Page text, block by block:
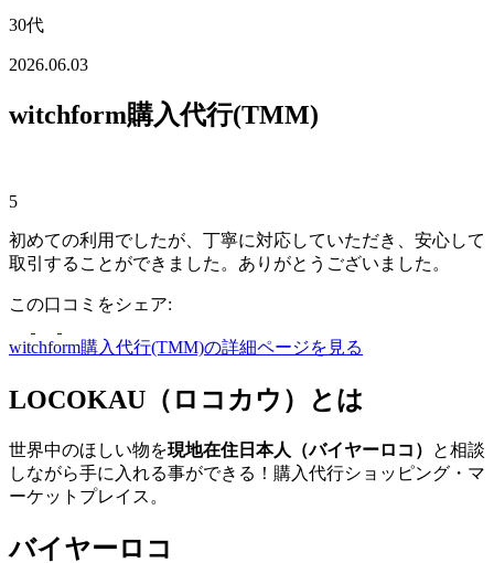
30代
2026.06.03
witchform購入代行(TMM)
5
初めての利用でしたが、丁寧に対応していただき、安心して
取引することができました。ありがとうございました。
この口コミをシェア:
witchform購入代行(TMM)の詳細ページを見る
LOCOKAU（ロコカウ）とは
世界中のほしい物を現地在住日本人（バイヤーロコ）
と相談
しながら手に入れる事ができる！購入代行ショッピング・マ
ーケットプレイス。
バイヤーロコ